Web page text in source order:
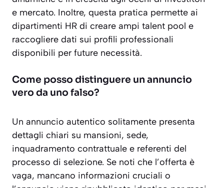
e mercato. Inoltre, questa pratica permette ai
dipartimenti HR di creare ampi talent pool e
raccogliere dati sui profili professionali
disponibili per future necessità.
Come posso distinguere un annuncio
vero da uno falso?
Un annuncio autentico solitamente presenta
dettagli chiari su mansioni, sede,
inquadramento contrattuale e referenti del
processo di selezione. Se noti che l’offerta è
vaga, mancano informazioni cruciali o